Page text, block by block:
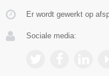
Er wordt gewerkt op
Sociale media: